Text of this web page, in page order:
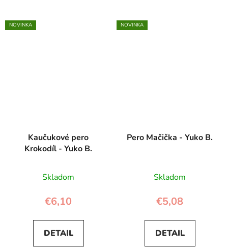
NOVINKA
Kaučukové pero
Krokodíl - Yuko B.
Skladom
€6,10
DETAIL
NOVINKA
Pero Mačička - Yuko B.
Skladom
€5,08
DETAIL